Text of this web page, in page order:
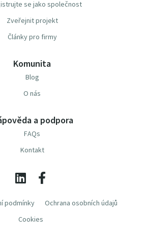
se jako společnost
Zveřejnit projekt
Články pro firmy
Komunita
Blog
O nás
a podpora
FAQs
Kontakt
podmínky
Ochrana osobních údajů
Cookies